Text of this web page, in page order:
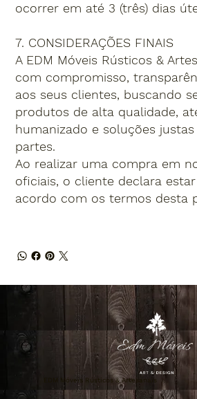
ocorrer em até 3 (três) dias
7. CONSIDERAÇÕES FINAIS
A EDM Móveis Rústicos &
com compromisso,
aos seus clientes, buscando
produtos de alta qualidade,
humanizado e soluções
partes.
Ao realizar uma compra em
oficiais, o cliente declara
acordo com os termos desta
EDM Móveis Rústicos & Artesanais